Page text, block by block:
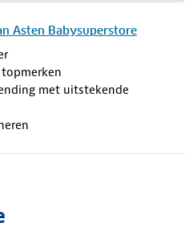
Asten Babysuperstore
met uitstekende